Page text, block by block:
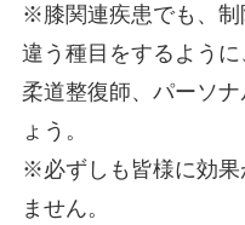
※膝関連疾患でも、制
違う種目をするように
柔道整復師、パーソ
ょう。
※必ずしも皆様に効果
ません。